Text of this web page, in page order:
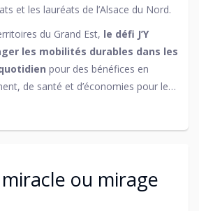
et les lauréats de l’Alsace du Nord.
du Grand Est, le défi J’Y
les mobilités durables dans les
pour des bénéfices en
de santé et d’économies pour les
miracle ou mirage